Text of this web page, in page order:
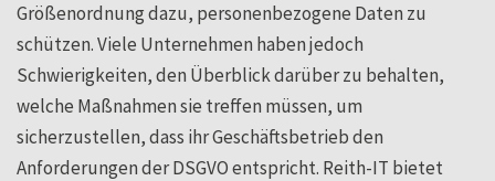
Größenordnung dazu, personenbezogene Daten zu
schützen. Viele Unternehmen haben jedoch
Schwierigkeiten, den Überblick darüber zu behalten,
welche Maßnahmen sie treffen müssen, um
sicherzustellen, dass ihr Geschäftsbetrieb den
Anforderungen der DSGVO entspricht. Reith-IT bietet